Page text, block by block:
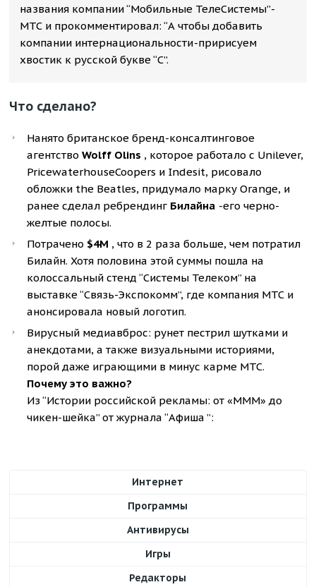
названия компании “Мобильные ТелеСистемы” -
МТС и прокомментировал: “А чтобы добавить
компании интернациональности - пририсуем
хвостик к русской букве “С”.
Что сделано?
Нанято британское бренд-консалтинговое
агентствоWolff Olins , которое работало с Unilever,
PricewaterhouseCoopers и Indesit, рисовало
обложки the Beatles, придумало марку Orange, и
ранее сделал ребрендинг Билайна - его черно-
желтые полосы.
Потрачено $4M , что в 2 раза больше, чем потратил
Билайн. Хотя половина этой суммы пошла на
колоссальный стенд “Системы Телеком” на
выставке “Связь-Экспокомм”, где компания МТС и
анонсировала новый логотип.
Вирусный медиавброс: рунет пестрил шутками и
анекдотами, а также визуальными историями,
порой даже играющими в минус карме МТС.
Почему это важно?
Из “Истории российской рекламы: от «МММ» до
чикен-шейка” от журнала “Афиша ”:
Интернет
Программы
Антивирусы
Игры
Редакторы